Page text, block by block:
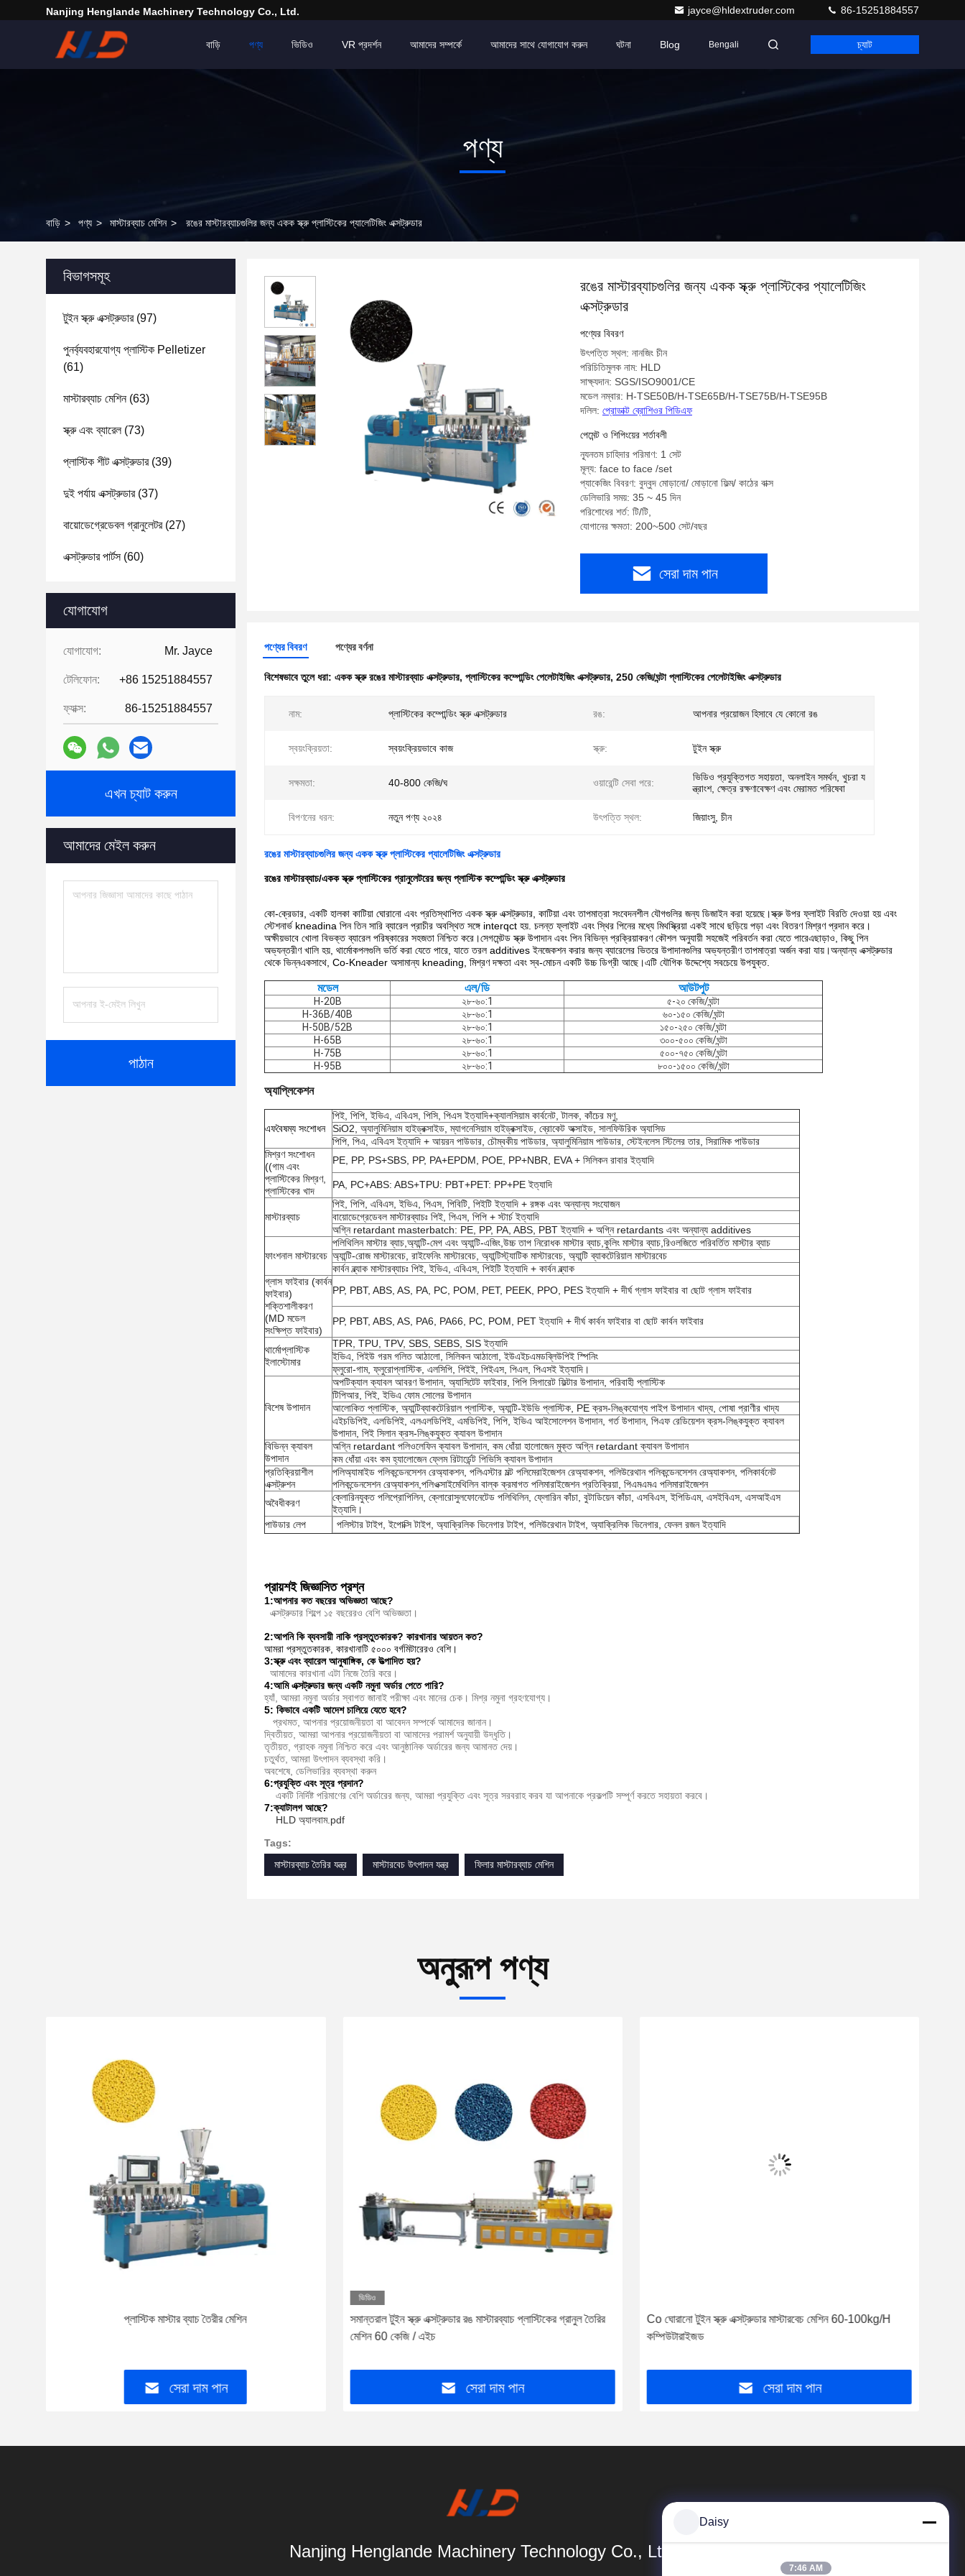
Nanjing Henglande Machinery Technology Co., Ltd. jayce@hldextruder.com 86-15251884557
বাড়ি পণ্য ভিডিও VR প্রদর্শন আমাদের সম্পর্কে আমাদের সাথে যোগাযোগ করুন ঘটনা Blog Bengali চ্যাট
পণ্য
বাড়ি > পণ্য > মাস্টারব্যাচ মেশিন > রঙের মাস্টারব্যাচগুলির জন্য একক স্ক্রু প্লাস্টিকের প্যালেটিজিং এক্সট্রুডার
বিভাগসমূহ
টুইন স্ক্রু এক্সট্রুডার(97)
পুনর্ব্যবহারযোগ্য প্লাস্টিক Pelletizer
(61)
মাস্টারব্যাচ মেশিন(63)
স্ক্রু এবং ব্যারেল(73)
প্লাস্টিক শীট এক্সট্রুডার(39)
দুই পর্যায় এক্সট্রুডার(37)
বায়োডেগ্রেডেবল গ্রানুলেটর(27)
এক্সট্রুডার পার্টস(60)
যোগাযোগ
যোগাযোগ: Mr. Jayce
টেলিফোন: +86 15251884557
ফ্যাক্স: 86-15251884557
এখন চ্যাট করুন
আমাদের মেইল করুন
পাঠান
রঙের মাস্টারব্যাচগুলির জন্য একক স্ক্রু প্লাস্টিকের প্যালেটিজিং
এক্সট্রুডার
পণ্যের বিবরণ
উৎপত্তি স্থল: নানজিং চীন
পরিচিতিমুলক নাম: HLD
সাক্ষ্যদান: SGS/ISO9001/CE
মডেল নম্বার: H-TSE50B/H-TSE65B/H-TSE75B/H-TSE95B
দলিল: প্রোডাক্ট ব্রোশিওর পিডিএফ
পেমেন্ট ও শিপিংয়ের শর্তাবলী
ন্যূনতম চাহিদার পরিমাণ: 1 সেট
মূল্য: face to face /set
প্যাকেজিং বিবরণ: বুদ্বুদ মোড়ানো/ মোড়ানো ফিল্ম/ কাঠের বাক্স
ডেলিভারি সময়: 35 ~ 45 দিন
পরিশোধের শর্ত: টি/টি,
যোগানের ক্ষমতা: 200~500 সেট/বছর
সেরা দাম পান
পণ্যের বিবরণ পণ্যের বর্ণনা
বিশেষভাবে তুলে ধরা: একক স্ক্রু রঙের মাস্টারব্যাচ এক্সট্রুডার, প্লাস্টিকের কম্পোন্ডিং পেলেটাইজিং এক্সট্রুডার, 250 কেজি/ঘন্টা প্লাস্টিকের পেলেটাইজিং এক্সট্রুডার
নাম: প্লাস্টিকের কম্পোন্ডিং স্ক্রু এক্সট্রুডার রঙ: আপনার প্রয়োজন হিসাবে যে কোনো রঙ
স্বয়ংক্রিয়তা: স্বয়ংক্রিয়ভাবে কাজ স্ক্রু: টুইন স্ক্রু
সক্ষমতা: 40-800 কেজি/ঘ ওয়ারেন্টি সেবা পরে:
ভিডিও প্রযুক্তিগত সহায়তা, অনলাইন সমর্থন, খুচরা য
ন্ত্রাংশ, ক্ষেত্র রক্ষণাবেক্ষণ এবং মেরামত পরিষেবা
বিপণনের ধরন: নতুন পণ্য ২০২৪ উৎপত্তি স্থল: জিয়াংসু, চীন
রঙের মাস্টারব্যাচগুলির জন্য একক স্ক্রু প্লাস্টিকের প্যালেটিজিং এক্সট্রুডার
রঙের মাস্টারব্যাচ/একক স্ক্রু প্লাস্টিকের গ্রানুলেটরের জন্য প্লাস্টিক কম্পোন্ডিং স্ক্রু এক্সট্রুডার
কো-ক্রেডার, একটি হালকা কাটিয়া ঘোরানো এবং প্রতিস্থাপিত একক স্ক্রু এক্সট্রুডার, কাটিয়া এবং তাপমাত্রা সংবেদনশীল যৌগগুলির জন্য ডিজাইন করা হয়েছে।স্ক্রু উপর ফ্লাইট বিরতি দেওয়া হয় এবং
স্টেশনার্ভ kneadina পিন তিন সারি ব্যারেল প্রাচীর অবস্থিত সঙ্গে interqct হয়. চলন্ত ফ্লাইট এবং স্থির পিনের মধ্যে মিথস্ক্রিয়া একই সাথে ছড়িয়ে পড়া এবং বিতরণ মিশ্রণ প্রদান করে।
অক্ষীয়ভাবে খোলা বিভক্ত ব্যারেল পরিষ্কারের সহজতা নিশ্চিত করে।সেগমেন্টড স্ক্রু উপাদান এবং পিন বিভিন্ন প্রক্রিয়াকরণ কৌশল অনুযায়ী সহজেই পরিবর্তন করা যেতে পারেএছাড়াও, কিছু পিন
অভ্যন্তরীণ খালি হয়, থার্মোকপলগুলি ভর্তি করা যেতে পারে, যাতে তরল additives ইনজেকশন করার জন্য ব্যারেলের ভিতরে উপাদানগুলির অভ্যন্তরীণ তাপমাত্রা অর্জন করা যায়।অন্যান্য এক্সট্রুডার
থেকে ভিন্নএকসাথে, Co-Kneader অসামান্য kneading, মিশ্রণ দক্ষতা এবং স্ব-মোচন একটি উচ্চ ডিগ্রী আছে।এটি যৌগিক উদ্দেশ্যে সবচেয়ে উপযুক্ত.
মডেল এল/ডি আউটপুট
H-20B ২৮-৬০:1
৫-২০ কেজি/ঘন্টা
H-36B/40B
২৮-৬০:1
৬০-১৫০ কেজি/ঘন্টা
H-50B/52B
২৮-৬০:1
১৫০-২৫০ কেজি/ঘন্টা
H-65B
২৮-৬০:1
৩০০-৫০০ কেজি/ঘন্টা
H-75B
২৮-৬০:1
৫০০-৭৫০ কেজি/ঘন্টা
H-95B
২৮-৬০:1 ৮০০-১৫০০ কেজি/ঘন্টা
অ্যাপ্লিকেশন
এফবৈষম্য সংশোধন
পিই, পিপি, ইভিএ, এবিএস, পিসি, পিএস ইত্যাদি+ক্যালসিয়াম কার্বনেট, টালক, কাঁচের মণু,
SiO2, অ্যালুমিনিয়াম হাইড্রক্সাইড, ম্যাগনেসিয়াম হাইড্রক্সাইড, ব্রোকেট অক্সাইড, সালফিউরিক অ্যাসিড
পিপি, পিএ, এবিএস ইত্যাদি + আয়রন পাউডার, চৌম্বকীয় পাউডার, অ্যালুমিনিয়াম পাউডার, স্টেইনলেস স্টিলের তার, সিরামিক পাউডার
মিশ্রণ সংশোধন
((গাম এবং
প্লাস্টিকের মিশ্রণ,
প্লাস্টিকের খাদ
PE, PP, PS+SBS, PP, PA+EPDM, POE, PP+NBR, EVA + সিলিকন রাবার ইত্যাদি
PA, PC+ABS: ABS+TPU: PBT+PET: PP+PE ইত্যাদি
মাস্টারব্যাচ
পিই, পিপি, এবিএস, ইভিএ, পিএস, পিবিটি, পিইটি ইত্যাদি + রঙ্গক এবং অন্যান্য সংযোজন
বায়োডেগ্রেডেবল মাস্টারব্যাচঃ পিই, পিএস, পিপি + স্টার্চ ইত্যাদি
অগ্নি retardant masterbatch: PE, PP, PA, ABS, PBT ইত্যাদি + অগ্নি retardants এবং অন্যান্য additives
ফাংশনাল মাস্টারবেচ
পলিথিলিন মাস্টার ব্যাচ,অ্যান্টি-মেগ এবং অ্যান্টি-এজিং,উচ্চ তাপ নিরোধক মাস্টার ব্যাচ,কুলিং মাস্টার ব্যাচ,রিওলজিতে পরিবর্তিত মাস্টার ব্যাচ
অ্যান্টি-রোজ মাস্টারবেচ, রাইফেনিং মাস্টারবেচ, অ্যান্টিস্ট্যাটিক মাস্টারবেচ, অ্যান্টি ব্যাকটেরিয়াল মাস্টারবেচ
কার্বন ব্ল্যাক মাস্টারব্যাচঃ পিই, ইভিএ, এবিএস, পিইটি ইত্যাদি + কার্বন ব্ল্যাক
গ্লাস ফাইবার (কার্বন
ফাইবার)
শক্তিশালীকরণ
(MD মডেল
সংক্ষিপ্ত ফাইবার)
PP, PBT, ABS, AS, PA, PC, POM, PET, PEEK, PPO, PES ইত্যাদি + দীর্ঘ গ্লাস ফাইবার বা ছোট গ্লাস ফাইবার
PP, PBT, ABS, AS, PA6, PA66, PC, POM, PET ইত্যাদি + দীর্ঘ কার্বন ফাইবার বা ছোট কার্বন ফাইবার
থার্মোপ্লাস্টিক
ইলাস্টোমার
TPR, TPU, TPV, SBS, SEBS, SIS ইত্যাদি
ইভিএ, পিইউ গরম গলিত আঠালো, সিলিকন আঠালো, ইউএইচএমডব্লিউপিই স্পিনিং
ফ্লুরো-গাম, ফ্লুরোপ্লাস্টিক, এলসিপি, পিইই, পিইএস, পিএল, পিএসই ইত্যাদি।
বিশেষ উপাদান
অপটিক্যাল ক্যাবল আবরণ উপাদান, অ্যাসিটেট ফাইবার, পিপি সিগারেট ফিল্টার উপাদান, পরিবাহী প্লাস্টিক
টিপিআর, পিই, ইভিএ ফোম সোলের উপাদান
আলোকিত প্লাস্টিক, অ্যান্টিব্যাকটেরিয়াল প্লাস্টিক, অ্যান্টি-ইউভি প্লাস্টিক, PE ক্রস-লিঙ্কযোগ্য পাইপ উপাদান খাদ্য, পোষা প্রাণীর খাদ্য
এইচডিপিই, এলডিপিই, এলএলডিপিই, এমডিপিই, পিপি, ইভিএ আইসোলেশন উপাদান, গর্ত উপাদান, পিএফ রেডিয়েশন ক্রস-লিঙ্কযুক্ত ক্যাবল
উপাদান, পিই সিলান ক্রস-লিঙ্কযুক্ত ক্যাবল উপাদান
বিভিন্ন ক্যাবল
উপাদান
অগ্নি retardant পলিওলেফিন ক্যাবল উপাদান, কম ধোঁয়া হালোজেন মুক্ত অগ্নি retardant ক্যাবল উপাদান
কম ধোঁয়া এবং কম হ্যালোজেন ফ্লেম রিটার্ডেন্ট পিভিসি ক্যাবল উপাদান
প্রতিক্রিয়াশীল
এক্সট্রুশন
পলিঅ্যামাইড পলিকন্ডেনসেশন রেঅ্যাকশন, পলিএস্টার মল্ট পলিমেরাইজেশন রেঅ্যাকশন, পলিউরেথান পলিকন্ডেনসেশন রেঅ্যাকশন, পলিকার্বনেট
পলিকন্ডেনসেশন রেঅ্যাকশন,পলিওক্সাইমেথিলিন বাল্ক ক্রমাগত পলিমারাইজেশন প্রতিক্রিয়া, পিএমএমএ পলিমারাইজেশন
অবৈধীকরণ
ক্লোরিনযুক্ত পলিপ্রোপিলিন, ক্লোরোসুলফোনেটেড পলিথিলিন, ফ্লোরিন কাঁচা, বুটাডিয়েন কাঁচা, এসবিএস, ইপিডিএম, এসইবিএস, এসআইএস
ইত্যাদি।
পাউডার লেপ
পলিস্টার টাইপ, ইপোক্সি টাইপ, অ্যাক্রিলিক ভিনেগার টাইপ, পলিউরেথান টাইপ, অ্যাক্রিলিক ভিনেগার, ফেনল রজন ইত্যাদি
Daisy
7:46 AM